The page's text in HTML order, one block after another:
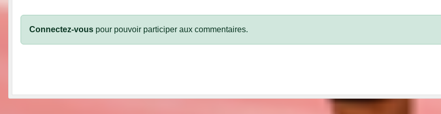
Connectez-vous pour pouvoir participer aux commentaires.